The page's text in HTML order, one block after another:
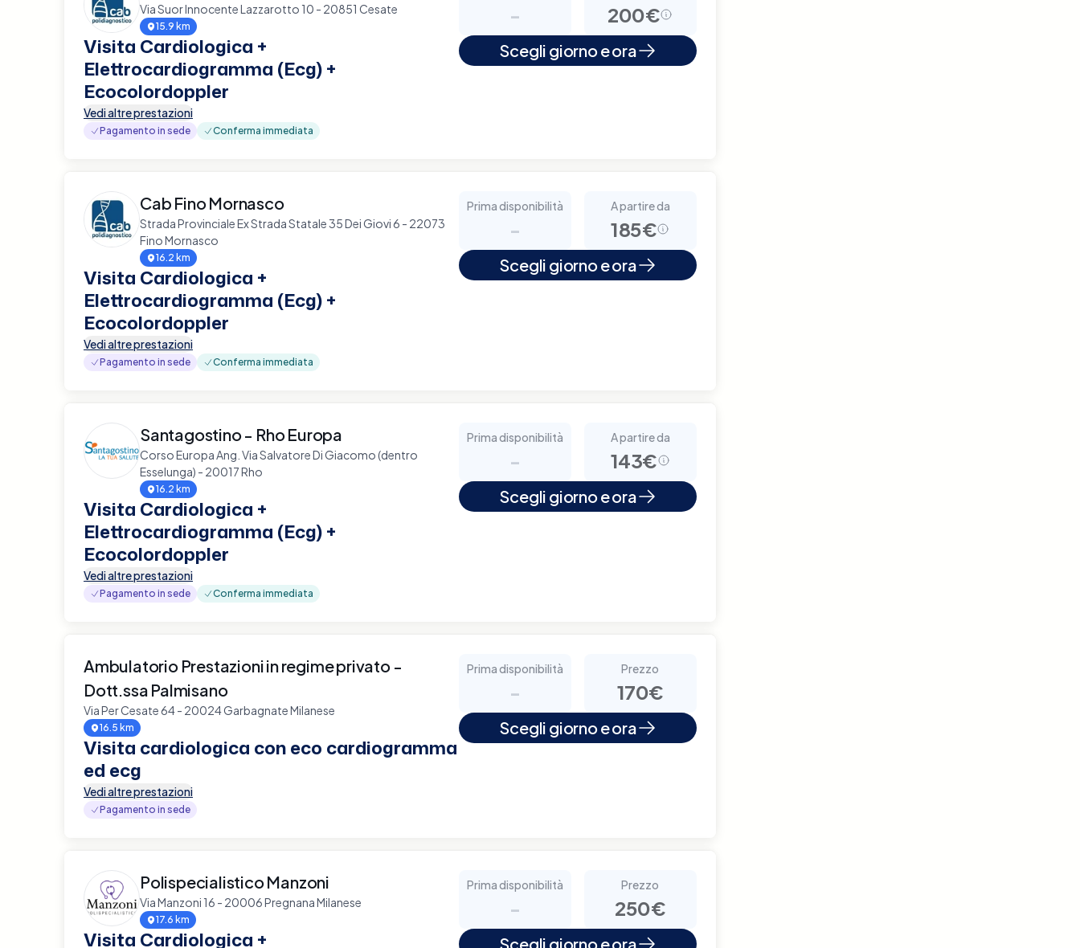
Via Suor Innocente Lazzarotto 10 - 20851 Cesate
15.9 km
Visita Cardiologica +
Elettrocardiogramma (Ecg) +
Ecocolordoppler
Vedi altre prestazioni
Pagamento in sede Conferma immediata
- 200€
Scegli giorno e ora
Cab Fino Mornasco
Strada Provinciale Ex Strada Statale 35 Dei Giovi 6 - 22073
Fino Mornasco
16.2 km
Visita Cardiologica +
Elettrocardiogramma (Ecg) +
Ecocolordoppler
Vedi altre prestazioni
Pagamento in sede Conferma immediata
Prima disponibilità
-
A partire da
185€
Scegli giorno e ora
Santagostino - Rho Europa
Corso Europa Ang. Via Salvatore Di Giacomo (dentro
Esselunga) - 20017 Rho
16.2 km
Visita Cardiologica +
Elettrocardiogramma (Ecg) +
Ecocolordoppler
Vedi altre prestazioni
Pagamento in sede Conferma immediata
Prima disponibilità
-
A partire da
143€
Scegli giorno e ora
Ambulatorio Prestazioni in regime privato -
Dott.ssa Palmisano
Via Per Cesate 64 - 20024 Garbagnate Milanese
16.5 km
Visita cardiologica con eco cardiogramma
ed ecg
Vedi altre prestazioni
Pagamento in sede
Prima disponibilità
-
Prezzo
170€
Scegli giorno e ora
Polispecialistico Manzoni
Via Manzoni 16 - 20006 Pregnana Milanese
17.6 km
Visita Cardiologica +
Prima disponibilità
-
Prezzo
250€
Scegli giorno e ora